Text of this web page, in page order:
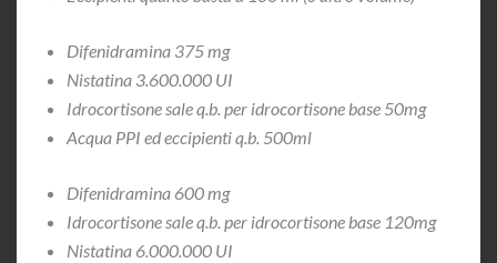
Difenidramina 375 mg
Nistatina 3.600.000 UI
Idrocortisone sale q.b. per idrocortisone base 50mg
Acqua PPI ed eccipienti q.b. 500ml
Difenidramina 600 mg
Idrocortisone sale q.b. per idrocortisone base 120mg
Nistatina 6.000.000 UI